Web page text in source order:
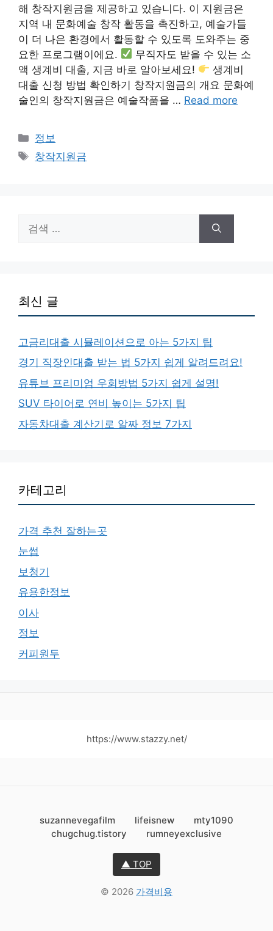
해 창작지원금을 제공하고 있습니다. 이 지원금은
지역 내 문화예술 창작 활동을 촉진하고, 예술가들
이 더 나은 환경에서 활동할 수 있도록 도와주는 중
요한 프로그램이에요.
무직자도 받을 수 있는 소
액 생계비 대출, 지금 바로 알아보세요!
생계비
대출 신청 방법 확인하기 창작지원금의 개요 문화예
술인의 창작지원금은 예술작품을 … Read more
카
테
고
정보
태
창작지원금
색:
최신 글
고금리대출 시뮬레이션으로 아는 5가지 팁
경기 직장인대출 받는 법 5가지 쉽게 알려드려요!
유튜브 프리미엄 우회방법 5가지 쉽게 설명!
SUV 타이어로 연비 높이는 5가지 팁
자동차대출 계산기로 알짜 정보 7가지
카테고리
가격 추천 잘하는곳
눈썹
보청기
유용한정보
이사
정보
커피원두
https://www.stazzy.net/
suzannevegafilm lifeisnew
mty1090
chugchug.tistory
rumneyexclusive
▲ TOP
© 2026 가격비용